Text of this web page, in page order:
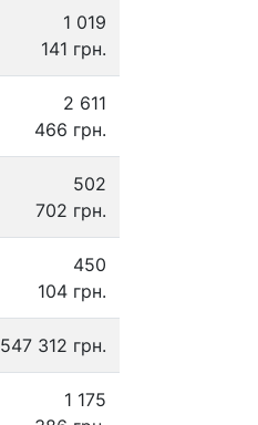
1 019
141 грн.
2 611
466 грн.
502
702 грн.
450
104 грн.
547 312 грн.
1 175